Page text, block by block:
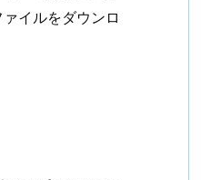
イルをダウンロ